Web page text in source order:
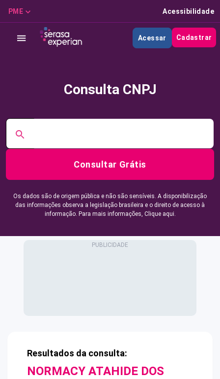
PME Acessibilidade
Acessar Cadastrar
Consulta CNPJ
Consultar Grátis
Os dados são de origem pública e não são sensíveis. A disponibilização
das informações observa a legislação brasileira e o direito de acesso à
informação. Para mais informações, Clique aqui.
Resultados da consulta:
NORMACY ATAHIDE DOS